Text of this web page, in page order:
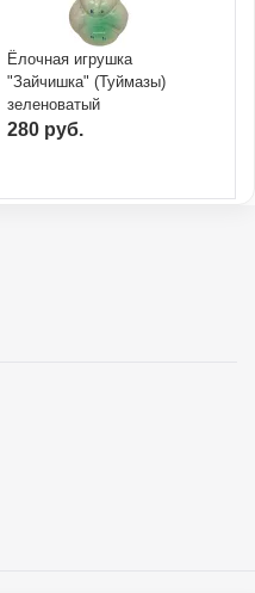
Ёлочная игрушка
"Зайчишка" (Туймазы)
зеленоватый
280 руб.